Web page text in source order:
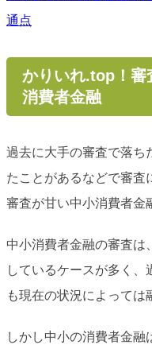
通点
かりいれ.top！審
消費者金融
過去に大手の審査で落ち
たことがあるなどで審査
審査が甘い中小消費者金
中小消費者金融の審査は
しているケースが多く
も現在の状況によっては
しかし中小の消費者金